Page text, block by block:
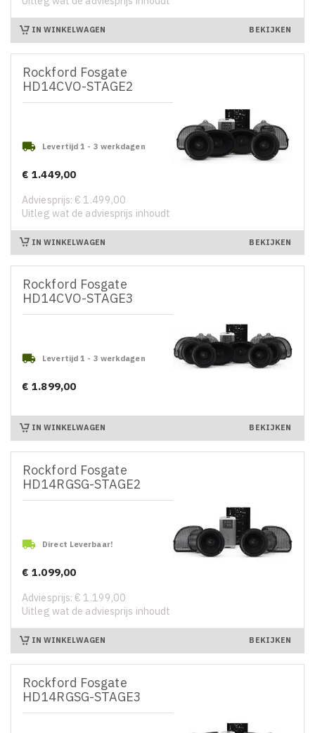
IN WINKELWAGEN BEKIJKEN
Rockford Fosgate
HD14CVO-STAGE2
 Levertijd 1 - 3 werkdagen
Prijs
€ 1.449,00
Adviesprijs: € 1.499,00
Uitleg wat de adviesprijs inhoudt
IN WINKELWAGEN BEKIJKEN
Rockford Fosgate
HD14CVO-STAGE3
 Levertijd 1 - 3 werkdagen
Prijs
€ 1.899,00
IN WINKELWAGEN BEKIJKEN
Rockford Fosgate
HD14RGSG-STAGE2
 Direct Leverbaar!
Prijs
€ 1.099,00
Adviesprijs: € 1.199,00
Uitleg wat de adviesprijs inhoudt
IN WINKELWAGEN BEKIJKEN
Rockford Fosgate
HD14RGSG-STAGE3